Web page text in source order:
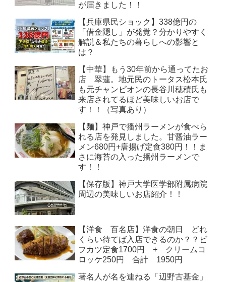
が届きました！！
【兵庫県民ショック】338億円の
「借金隠し」が発覚？分かりやすく
解説＆私たちの暮らしへの影響と
は？
【中華】もう30年前から通ってたお
店 翠蓮。地元民のトータス松本氏
も元チャンピオンの長谷川穂積氏も
来店されてるほど美味しいお店で
す！！（写真あり）
【麺】神戸で播州ラーメンが食べら
れる店を発見しました。甘醤油ラー
メン680円+唐揚げ定食380円！！ま
さに海苔の入った播州ラーメンで
す！！
【保存版】神戸大学医学部附属病院
周辺の美味しいお店紹介！！
【洋食 百名店】洋食の朝日 どれ
くらい待てば入店できるのか？？ビ
フカツ定食1700円 + クリームコ
ロッケ250円 合計 1950円
著名人が名を連ねる「辺野古基金」